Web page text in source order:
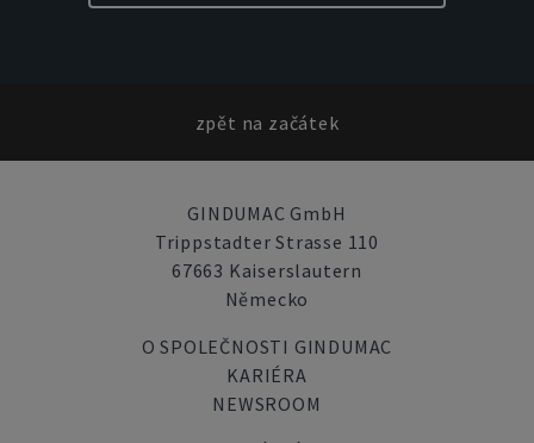
zpět na začátek
GINDUMAC GmbH
Trippstadter Strasse 110
67663 Kaiserslautern
Německo
O SPOLEČNOSTI GINDUMAC
KARIÉRA
NEWSROOM